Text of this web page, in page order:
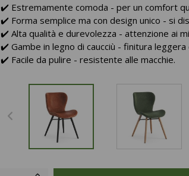
✔️ Estremamente comoda - per un comfort
✔️ Forma semplice ma con design unico - si
✔️ Alta qualità e durevolezza - attenzione ai
✔️ Gambe in legno di caucciù - finitura leggera
✔️ Facile da pulire - resistente alle macchie.